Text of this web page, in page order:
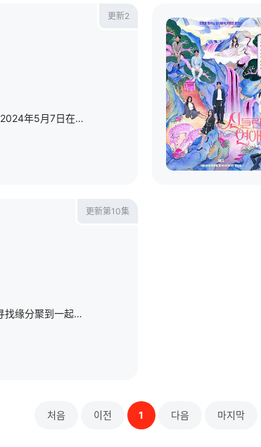
更新2
“第60届韩国百想艺术大赏”于2024年5月7日在韩国首尔江南区COEX举行，JTBC、JTBC2、JTBC4将同步直播
更新第10集
灵验迷人的MZ占卜师们为了寻找缘分聚到一起。是遵循必然的命运，还是追逐本能的引导！心动和混乱交织在一起的命运线中，爱情线的去向会是哪里呢？神奇地相互看透的他们无法停止的“着了魔恋爱”开始了。占卜命运的
처음 이전 1 다음 마지막